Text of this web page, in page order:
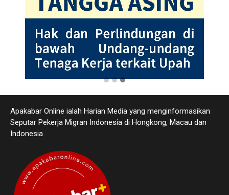
Apakabar Online ialah Harian Media yang menginformasikan
Seputar Pekerja Migran Indonesia di Hongkong, Macau dan
Indonesia